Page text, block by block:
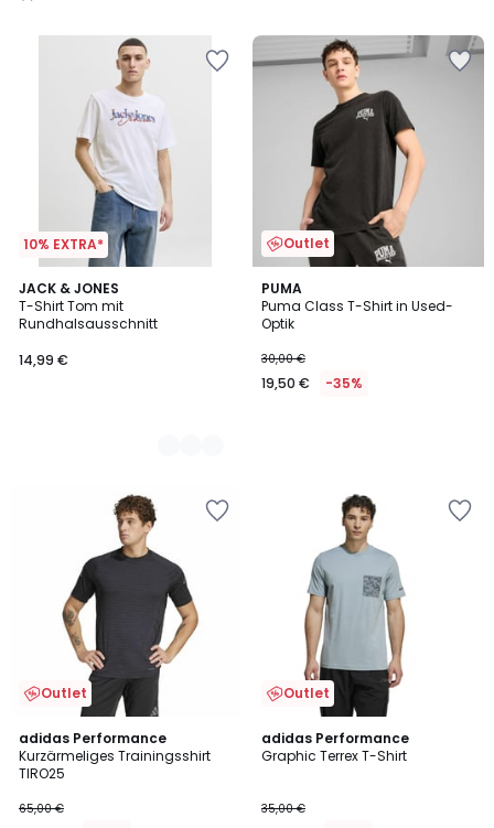
10% EXTRA*
JACK & JONES
T-Shirt Tom mit
Rundhalsausschnitt
14,99 €
3
Farben
Outlet
PUMA
Puma Class T-Shirt in Used-
Optik
30,00 €
19,50 € -35%
Outlet
adidas Performance
Kurzärmeliges Trainingsshirt
TIRO25
65,00 €
4,7
/ 5
Outlet
adidas Performance
Graphic Terrex T-Shirt
35,00 €
5
/
2
Farben